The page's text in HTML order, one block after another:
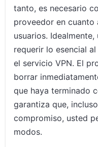
tanto, es necesario
proveedor en
usuarios.
requerir lo esencial
el servicio VPN. El
borrar
que haya terminado
garantiza que,
compromiso, usted
modos.